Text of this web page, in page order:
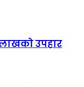
उपहार